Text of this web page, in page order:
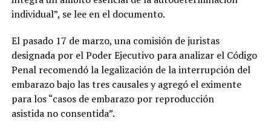
individual”, se lee en el documento.
El pasado 17 de marzo, una comisión de juristas
designada por el Poder Ejecutivo para analizar el Código
Penal recomendó la legalización de la interrupción del
embarazo bajo las tres causales y agregó el eximente
para los “casos de embarazo por reproducción
asistida no consentida”.